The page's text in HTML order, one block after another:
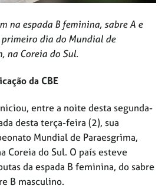
na espada B feminina, sabre A e
dia do Mundial de
na Coreia do Sul.
da CBE
entre a noite desta segunda-
desta terça-feira (2), sua
Mundial de Paraesgrima,
Coreia do Sul. O país esteve
da espada B feminina, do sabre
B masculino.